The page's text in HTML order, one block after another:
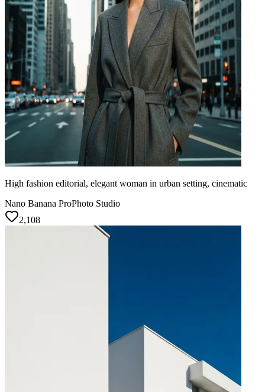
High fashion editorial, elegant woman in urban setting, cinematic
Nano Banana ProPhoto Studio
2,108